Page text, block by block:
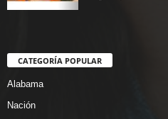
CATEGORÍA POPULAR
Alabama
Nación